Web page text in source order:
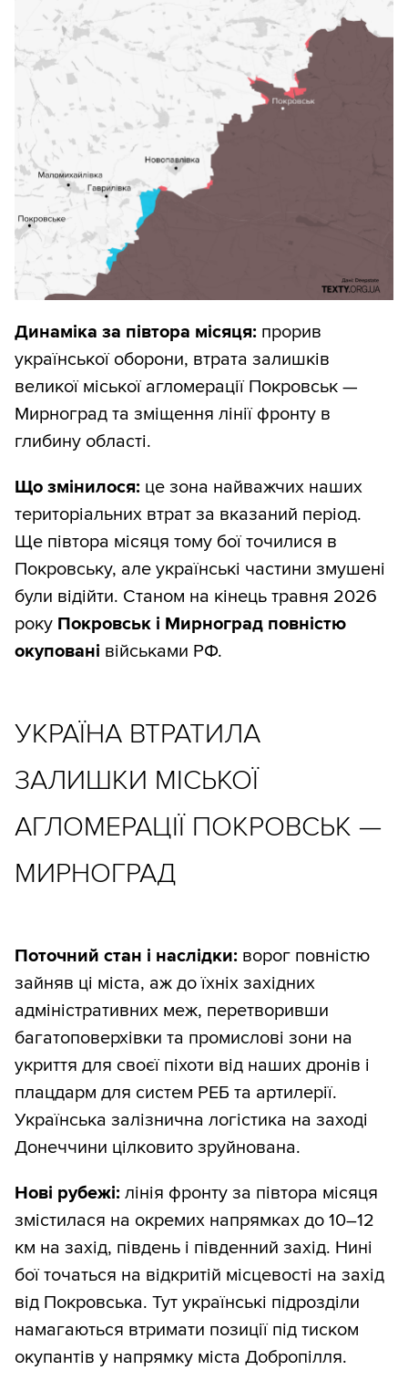
Динаміка за півтора місяця: прорив
української оборони, втрата залишків
великої міської агломерації Покровськ —
Мирноград та зміщення лінії фронту в
глибину області.
Що змінилося: це зона найважчих наших
територіальних втрат за вказаний період.
Ще півтора місяця тому бої точилися в
Покровську, але українські частини змушені
були відійти. Станом на кінець травня 2026
року Покровськ і Мирноград повністю
окуповані військами РФ.
УКРАЇНА ВТРАТИЛА
ЗАЛИШКИ МІСЬКОЇ
АГЛОМЕРАЦІЇ ПОКРОВСЬК —
МИРНОГРАД
Поточний стан і наслідки: ворог повністю
зайняв ці міста, аж до їхніх західних
адміністративних меж, перетворивши
багатоповерхівки та промислові зони на
укриття для своєї піхоти від наших дронів і
плацдарм для систем РЕБ та артилерії.
Українська залізнична логістика на заході
Донеччини цілковито зруйнована.
Нові рубежі: лінія фронту за півтора місяця
змістилася на окремих напрямках до 10–12
км на захід, південь і південний захід. Нині
бої точаться на відкритій місцевості на захід
від Покровська. Тут українські підрозділи
намагаються втримати позиції під тиском
окупантів у напрямку міста Добропілля.